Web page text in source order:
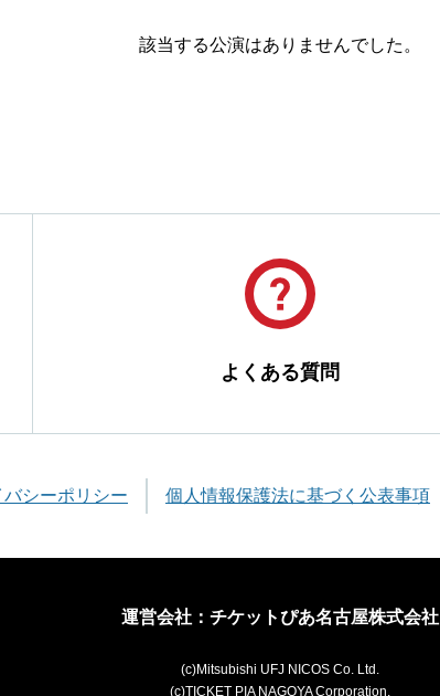
該当する公演はありませんでした。
よくある質問
バシーポリシー 個人情報保護法に基づく公表事項
運営会社：チケットぴあ名古屋株式会社
(c)Mitsubishi UFJ NICOS Co. Ltd.
(c)TICKET PIA NAGOYA Corporation.